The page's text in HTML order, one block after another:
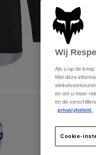
Wij
Als u op de knop
Met deze
en om u meer
en de
privacybeleid.
Cookie-